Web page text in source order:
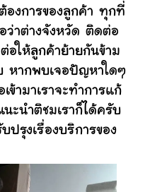
องการของลูกค้า ทุกที่
ว่าต่างจังหวัด ติดต่อ
อให้ลูกค้าย้ายกันข้าม
หากพบเจอปัญหาใดๆ
ข้ามาเราจะทำการแก้
ะนำติชมเราก็ได้ครับ
ปรุงเรื่องบริการของ